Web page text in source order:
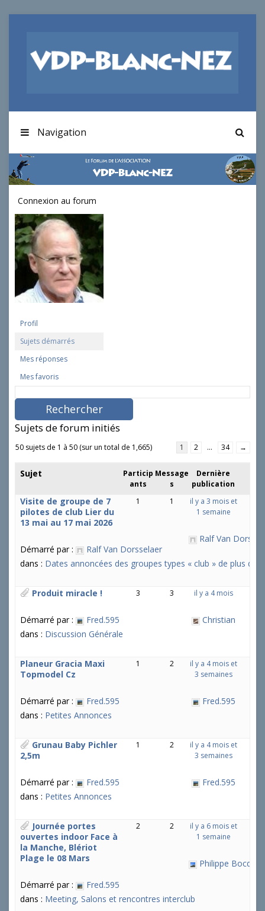
Navigation
Connexion au forum
Profil
Sujets démarrés
Mes réponses
Mes favoris
e
h
e
r
Sujets de forum initiés
50 sujets de 1 à 50 (sur un total de 1,665) 1 2 … 34 →
Sujet
Particip
ants
Message
s
Dernière
publication
Visite de groupe de 7
pilotes de club Lier du
13 mai au 17 mai 2026
Démarré par :
Ralf Van Dorsselaer
dans : Dates annoncées des groupes types « club » de plus de
1 1
il y a 3 mois et
1 semaine
Ralf Van
Produit miracle !
Démarré par :
Fred.595
dans : Discussion Générale
3 3 il y a 4 mois
Christian
Planeur Gracia Maxi
Topmodel Cz
Démarré par :
Fred.595
dans : Petites Annonces
1 2
il y a 4 mois et
3 semaines
Fred.595
Grunau Baby Pichler
2,5m
Démarré par :
Fred.595
dans : Petites Annonces
1 2
il y a 4 mois et
3 semaines
Fred.595
Journée portes
ouvertes indoor Face à
la Manche, Blériot
Plage le 08 Mars
Démarré par :
Fred.595
dans : Meeting, Salons et rencontres interclub
2 2
il y a 6 mois et
1 semaine
Philippe